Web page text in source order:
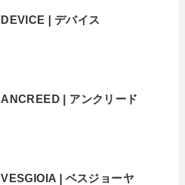
DEVICE | デバイス
ANCREED | アンクリード
VESGIOIA | ベスジョーヤ